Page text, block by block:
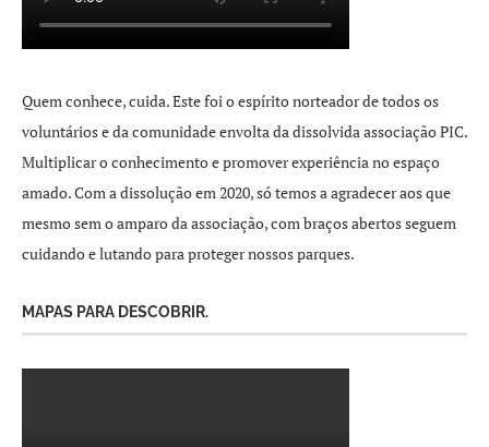
Quem conhece, cuida. Este foi o espírito norteador de todos os
voluntários e da comunidade envolta da dissolvida associação PIC.
Multiplicar o conhecimento e promover experiência no espaço
amado. Com a dissolução em 2020, só temos a agradecer aos que
mesmo sem o amparo da associação, com braços abertos seguem
cuidando e lutando para proteger nossos parques.
MAPAS PARA DESCOBRIR.